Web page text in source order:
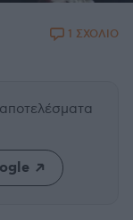
1 ΣΧΟΛΙΟ